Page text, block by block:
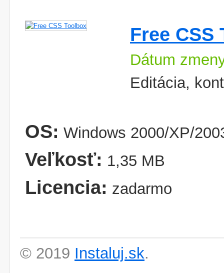
Free CSS
Dátum
Editácia,
OS: Windows 2000/XP/
Veľkosť: 1,35 MB
Licencia: zadarmo
© 2019 Instaluj.sk.